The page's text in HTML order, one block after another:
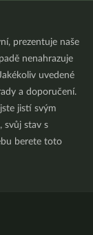
prezentuje naše
nenahrazuje
uvedené
a doporučení.
jistí svým
svůj stav s
berete toto